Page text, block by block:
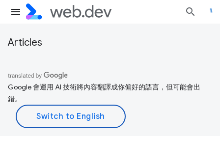
Articles
Google 會運用 AI 技術將內容翻譯成你偏好的語言，但可能會出
錯。